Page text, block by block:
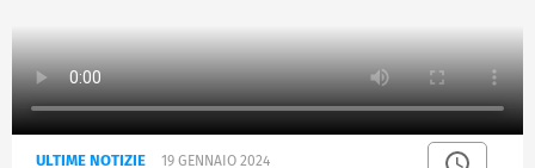
ULTIME NOTIZIE 19 GENNAIO 2024